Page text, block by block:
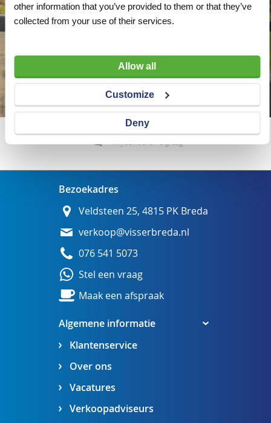
other information that you’ve provided to them or that they’ve
collected from your use of their services.
Allow all
Customize
Deny
Wij adviseren u graag
Algemene informatie
Klantenservice
Over ons
Vacatures
Verkoopadviseurs
Bezoekadres
Veldsteen 25, 4815 PK Breda
verkoop@visserbreda.nl
076 541 5073
Stel een vraag
Maak een afspraak